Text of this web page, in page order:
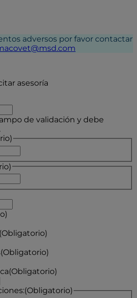
adversos por favor contactar
asesoría
de validación y debe
(Obligatorio)
(Obligatorio)
(Obligatorio)
(Obligatorio)